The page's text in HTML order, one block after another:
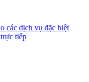
các dịch vụ đặc biệt
tiếp